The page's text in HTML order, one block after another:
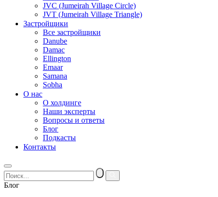
JVC (Jumeirah Village Circle)
JVT (Jumeirah Village Triangle)
Застройщики
Все застройщики
Danube
Damac
Ellington
Emaar
Samana
Sobha
О нас
О холдинге
Наши эксперты
Вопросы и ответы
Блог
Подкасты
Контакты
Блог